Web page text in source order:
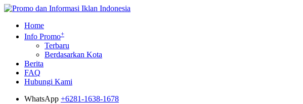
Home
Info Promo+
Terbaru
Berdasarkan Kota
Berita
FAQ
Hubungi Kami
WhatsApp +6281-1638-1678